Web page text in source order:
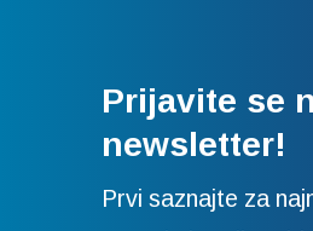
Prijavite se
newsletter!
Prvi saznajte za